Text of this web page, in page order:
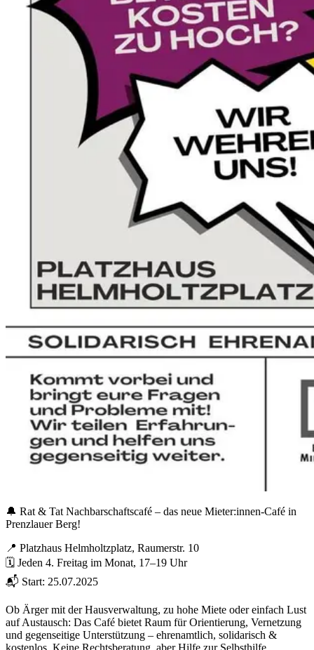
🔔 Rat & Tat Nachbarschaftscafé – das neue Mieter:innen-Café in
Prenzlauer Berg!
📍 Platzhaus Helmholtzplatz, Raumerstr. 10
🗓 Jeden 4. Freitag im Monat, 17–19 Uhr
📬 Start: 25.07.2025
Ob Ärger mit der Hausverwaltung, zu hohe Miete oder einfach Lust
auf Austausch: Das Café bietet Raum für Orientierung, Vernetzung
und gegenseitige Unterstützung – ehrenamtlich, solidarisch &
kostenlos. Keine Rechtsberatung, aber Hilfe zur Selbsthilfe.